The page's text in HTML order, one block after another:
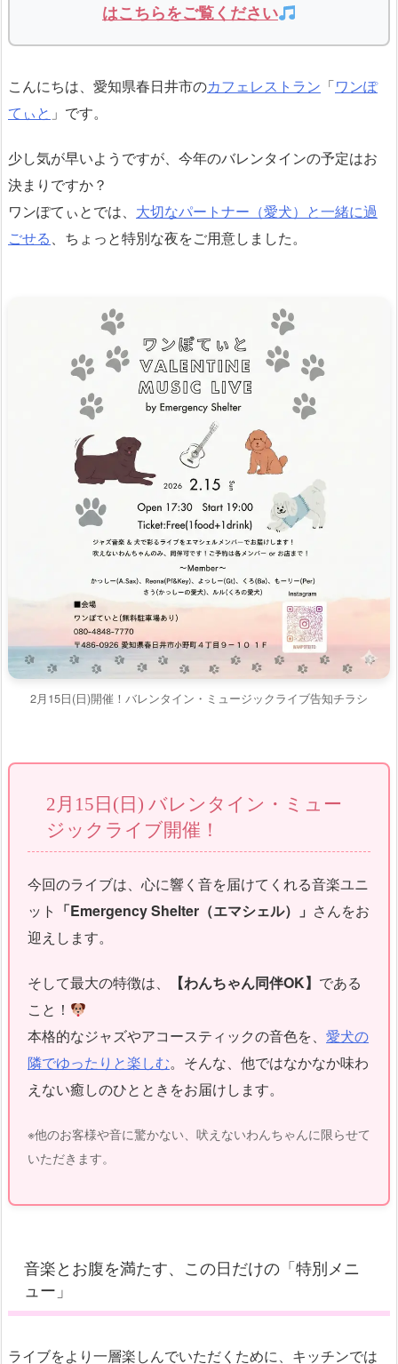
はこちらをご覧ください
こんにちは、愛知県春日井市のカフェレストラン 「ワンぽ
てぃと 」です。
少し気が早いようですが、今年のバレンタインの予定はお
決まりですか？
ワンぽてぃとでは、 大切なパートナー（愛犬）と一緒に過
ごせる、ちょっと特別な夜をご用意しました。
2月15日(日)開催！バレンタイン・ミュージックライブ告知チラシ
2月15日(日) バレンタイン・ミュー
ジックライブ開催！
今回のライブは、心に響く音を届けてくれる音楽ユニ
ット 「Emergency Shelter（エマシェル）」 さんをお
迎えします。
そして最大の特徴は、 【わんちゃん同伴OK】 である
こと！
本格的なジャズやアコースティックの音色を、 愛犬の
隣でゆったりと楽しむ。そんな、他ではなかなか味わ
えない癒しのひとときをお届けします。
※他のお客様や音に驚かない、吠えないわんちゃんに限らせて
いただきます。
音楽とお腹を満たす、この日だけの「特別メニ
ュー」
ライブをより一層楽しんでいただくために、キッチンでは